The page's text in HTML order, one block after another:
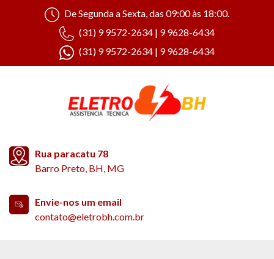
De Segunda a Sexta, das 09:00 às 18:00.
(31) 9 9572-2634 | 9 9628-6434
(31) 9 9572-2634 | 9 9628-6434
Rua paracatu 78
Barro Preto, BH, MG
Envie-nos um email
contato@eletrobh.com.br